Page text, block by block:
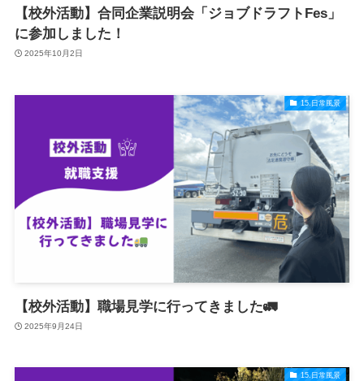
【校外活動】合同企業説明会「ジョブドラフトFes」
に参加しました！
2025年10月2日
15.日常風景
【校外活動】職場見学に行ってきました🚛
2025年9月24日
15.日常風景